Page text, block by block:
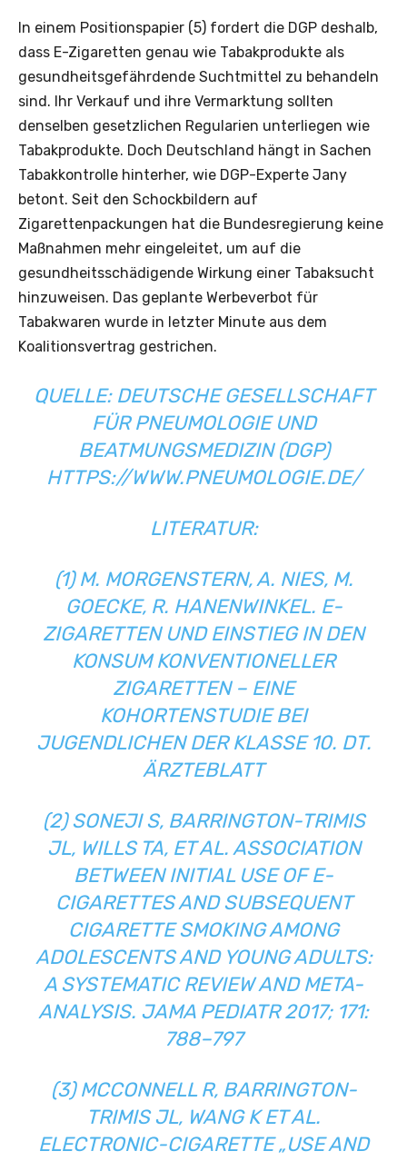
In einem Positionspapier (5) fordert die DGP deshalb,
dass E-Zigaretten genau wie Tabakprodukte als
gesundheitsgefährdende Suchtmittel zu behandeln
sind. Ihr Verkauf und ihre Vermarktung sollten
denselben gesetzlichen Regularien unterliegen wie
Tabakprodukte. Doch Deutschland hängt in Sachen
Tabakkontrolle hinterher, wie DGP-Experte Jany
betont. Seit den Schockbildern auf
Zigarettenpackungen hat die Bundesregierung keine
Maßnahmen mehr eingeleitet, um auf die
gesundheitsschädigende Wirkung einer Tabaksucht
hinzuweisen. Das geplante Werbeverbot für
Tabakwaren wurde in letzter Minute aus dem
Koalitionsvertrag gestrichen.
QUELLE: DEUTSCHE GESELLSCHAFT
FÜR PNEUMOLOGIE UND
BEATMUNGSMEDIZIN (DGP)
HTTPS://WWW.PNEUMOLOGIE.DE/
LITERATUR:
(1) M. MORGENSTERN, A. NIES, M.
GOECKE, R. HANENWINKEL. E-
ZIGARETTEN UND EINSTIEG IN DEN
KONSUM KONVENTIONELLER
ZIGARETTEN – EINE
KOHORTENSTUDIE BEI
JUGENDLICHEN DER KLASSE 10. DT.
ÄRZTEBLATT
(2) SONEJI S, BARRINGTON-TRIMIS
JL, WILLS TA, ET AL. ASSOCIATION
BETWEEN INITIAL USE OF E-
CIGARETTES AND SUBSEQUENT
CIGARETTE SMOKING AMONG
ADOLESCENTS AND YOUNG ADULTS:
A SYSTEMATIC REVIEW AND META-
ANALYSIS. JAMA PEDIATR 2017; 171:
788–797
(3) MCCONNELL R, BARRINGTON-
TRIMIS JL, WANG K ET AL.
ELECTRONIC-CIGARETTE „USE AND